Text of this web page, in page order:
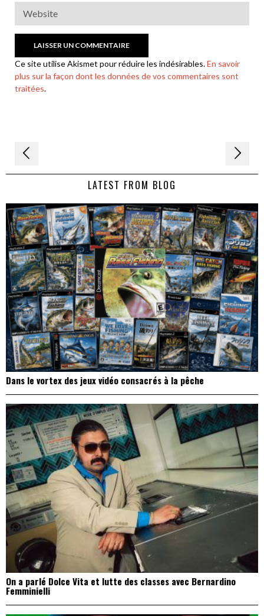
Ce site utilise Akismet pour réduire les indésirables.En savoir
plus sur la façon dont les données de vos commentaires sont
traitées.
Navigation
de LATEST FROM BLOG
Dans le vortex des jeux vidéo consacrés à la pêche
On a parlé Dolce Vita et lutte des classes avec Bernardino
Femminielli